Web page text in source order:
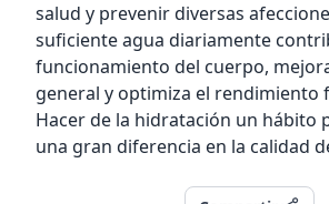
salud y prevenir diversas
suficiente agua diariamente
funcionamiento del cuerpo,
general y optimiza el rendimiento
Hacer de la hidratación un hábito
una gran diferencia en la calidad